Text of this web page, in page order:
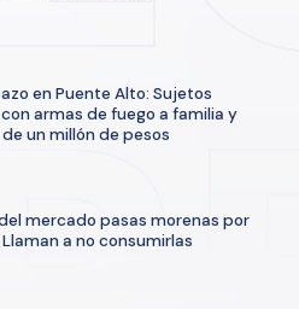
en Puente Alto: Sujetos
armas de fuego a familia y
un millón de pesos
mercado pasas morenas por
a no consumirlas